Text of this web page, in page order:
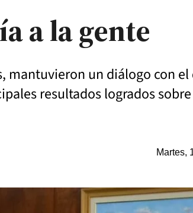
a la gente
mantuvieron un diálogo con
resultados logrados
Martes,